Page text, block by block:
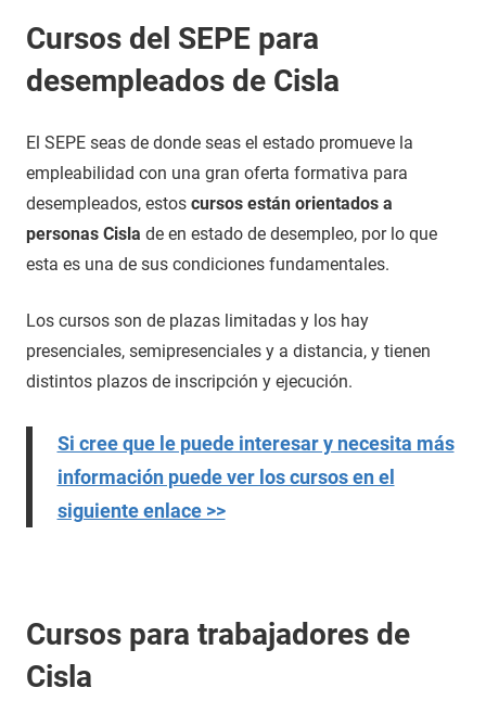
Cursos del SEPE para
desempleados de Cisla
El SEPE seas de donde seas el estado promueve la
empleabilidad con una gran oferta formativa para
desempleados, estos cursos están orientados a
personas Cisla de en estado de desempleo, por lo que
esta es una de sus condiciones fundamentales.
Los cursos son de plazas limitadas y los hay
presenciales, semipresenciales y a distancia, y tienen
distintos plazos de inscripción y ejecución.
Si cree que le puede interesar y necesita más
información puede ver los cursos en el
siguiente enlace >>
Cursos para trabajadores de
Cisla